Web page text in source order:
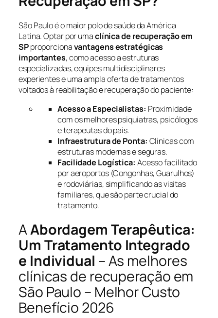
São Paulo é o maior polo de saúde da América
Latina. Optar por umaclínica de recuperação em
SPproporcionavantagens estratégicas
importantes, como acesso a estruturas
especializadas, equipes multidisciplinares
experientes e uma ampla oferta de tratamentos
voltados à reabilitação e recuperação do paciente:
Acesso a Especialistas: Proximidade
com os melhores psiquiatras, psicólogos
e terapeutas do país.
Infraestrutura de Ponta: Clínicas com
estruturas modernas e seguras.
Facilidade Logística: Acesso facilitado
por aeroportos (Congonhas, Guarulhos)
e rodoviárias, simplificando as visitas
familiares, que são parte crucial do
tratamento.
AAbordagem Terapêutica:
Um Tratamento Integrado
e Individual – As melhores
clínicas de recuperação em
São Paulo – Melhor Custo
Benefício 2026